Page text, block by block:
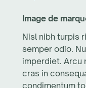
Image de
Nisl nibh turpis
semper odio.
imperdiet. Arcu
cras in
condimentum